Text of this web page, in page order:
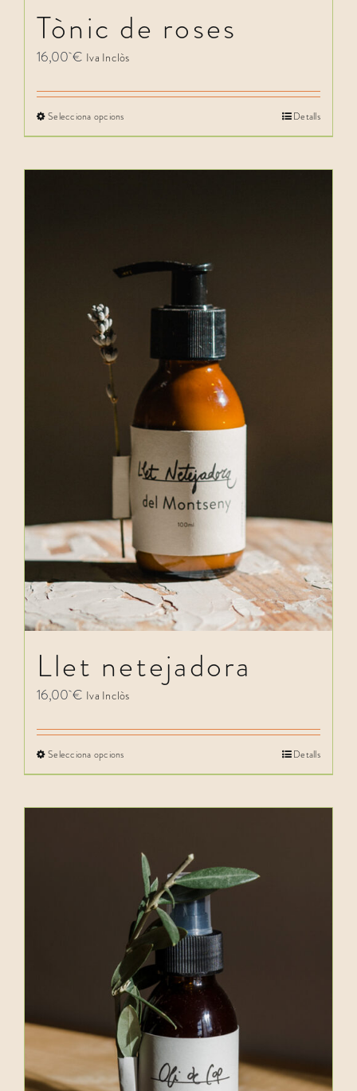
Tònic de roses
16,00€ Iva Inclòs
Selecciona opcions Detalls
Llet netejadora
16,00€ Iva Inclòs
Selecciona opcions Detalls